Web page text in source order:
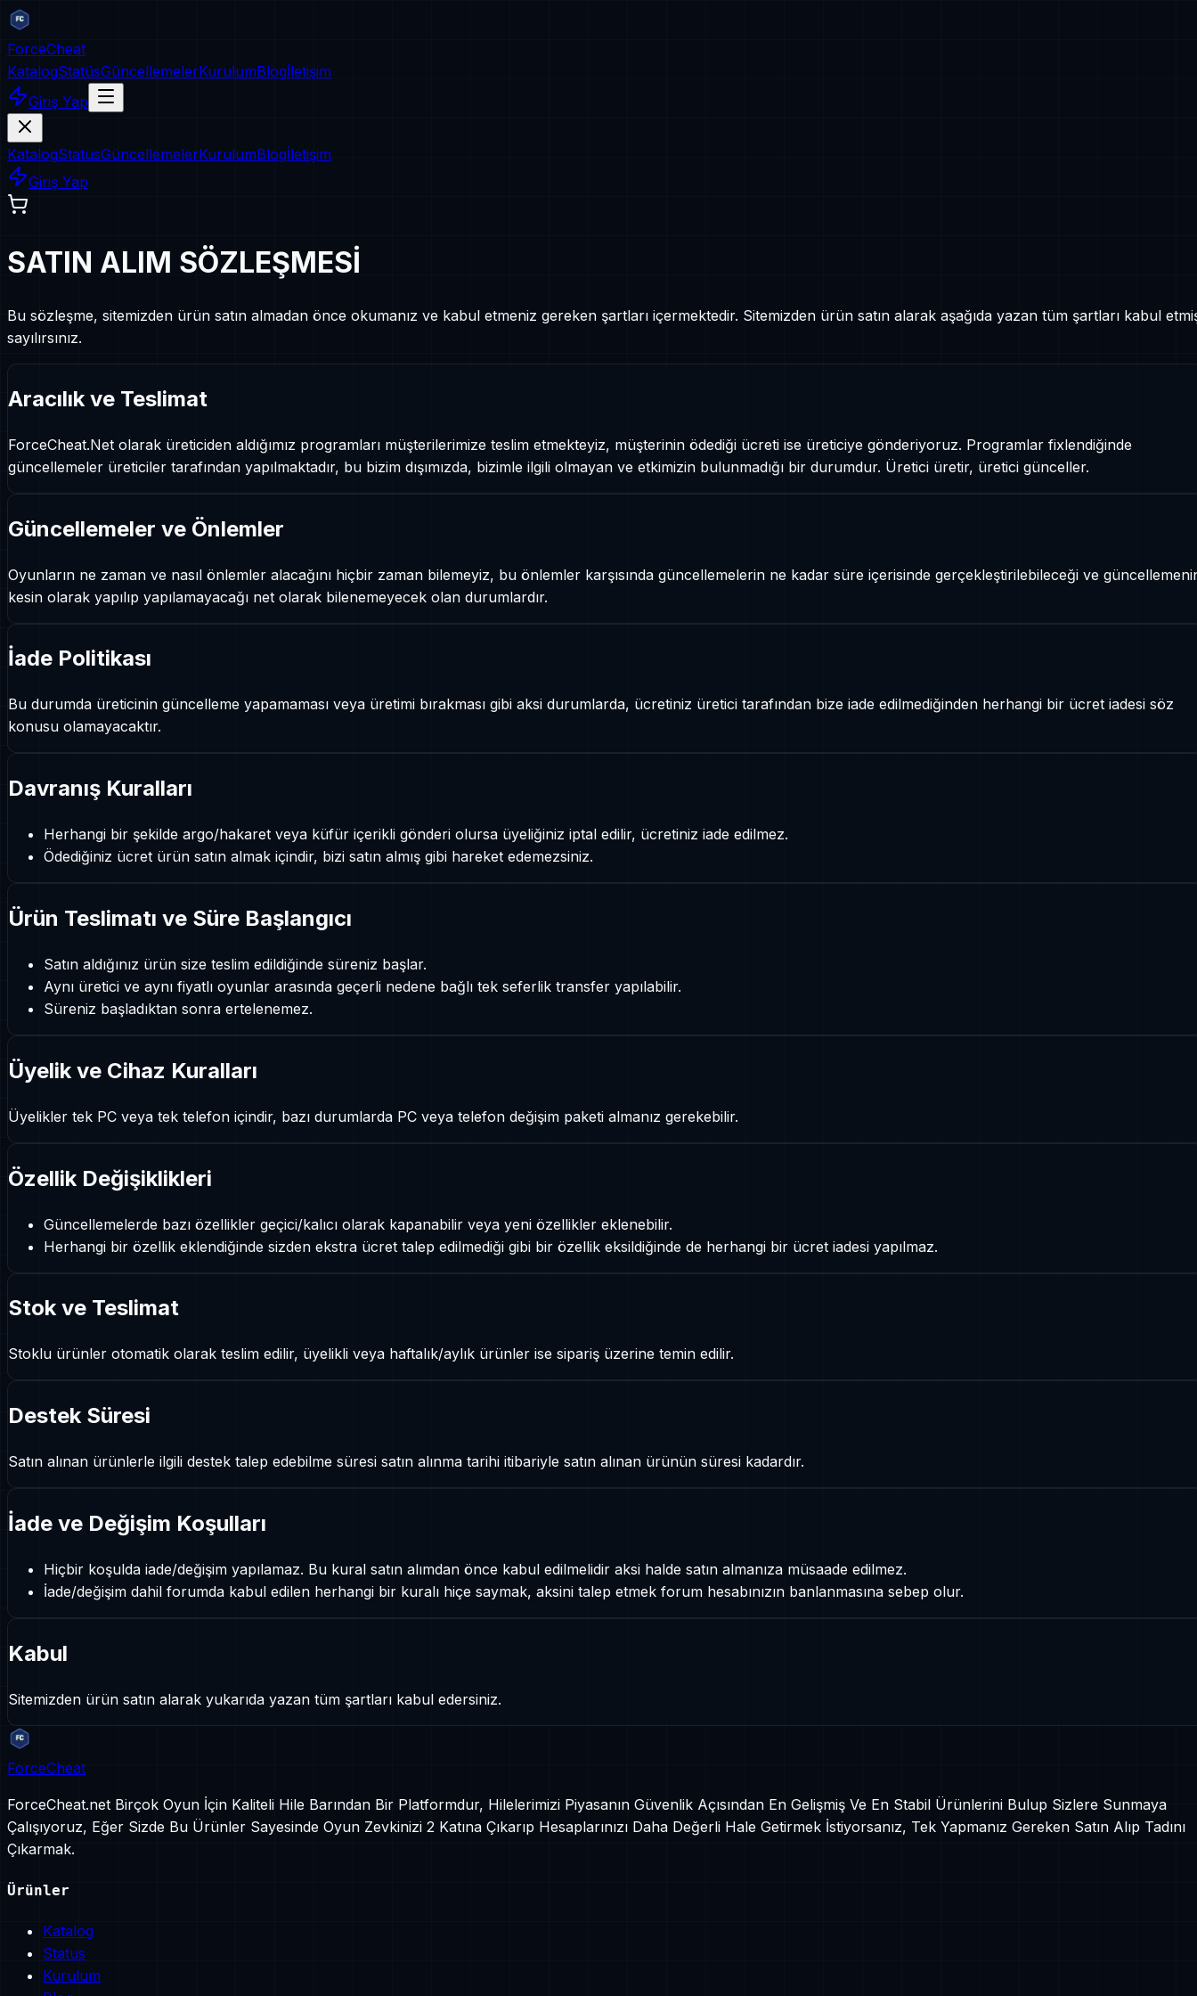
ForceCheat
KatalogStatüsGüncellemelerKurulumBlogİletişim
Giriş Yap
KatalogStatüsGüncellemelerKurulumBlogİletişim
Giriş Yap
SATIN ALIM SÖZLEŞMESİ
Bu sözleşme, sitemizden ürün satın almadan önce okumanız ve kabul etmeniz gereken şartları içermektedir. Sitemizden ürün satın alarak aşağıda yazan tüm şartları kabul
sayılırsınız.
Aracılık ve Teslimat
ForceCheat.Net olarak üreticiden aldığımız programları müşterilerimize teslim etmekteyiz, müşterinin ödediği ücreti ise üreticiye gönderiyoruz. Programlar fixlendiğinde
güncellemeler üreticiler tarafından yapılmaktadır, bu bizim dışımızda, bizimle ilgili olmayan ve etkimizin bulunmadığı bir durumdur. Üretici üretir, üretici günceller.
Güncellemeler ve Önlemler
Oyunların ne zaman ve nasıl önlemler alacağını hiçbir zaman bilemeyiz, bu önlemler karşısında güncellemelerin ne kadar süre içerisinde gerçekleştirilebileceği ve
kesin olarak yapılıp yapılamayacağı net olarak bilenemeyecek olan durumlardır.
İade Politikası
Bu durumda üreticinin güncelleme yapamaması veya üretimi bırakması gibi aksi durumlarda, ücretiniz üretici tarafından bize iade edilmediğinden herhangi bir ücret iadesi söz
konusu olamayacaktır.
Davranış Kuralları
Herhangi bir şekilde argo/hakaret veya küfür içerikli gönderi olursa üyeliğiniz iptal edilir, ücretiniz iade edilmez.
Ödediğiniz ücret ürün satın almak içindir, bizi satın almış gibi hareket edemezsiniz.
Ürün Teslimatı ve Süre Başlangıcı
Satın aldığınız ürün size teslim edildiğinde süreniz başlar.
Aynı üretici ve aynı fiyatlı oyunlar arasında geçerli nedene bağlı tek seferlik transfer yapılabilir.
Süreniz başladıktan sonra ertelenemez.
Üyelik ve Cihaz Kuralları
Üyelikler tek PC veya tek telefon içindir, bazı durumlarda PC veya telefon değişim paketi almanız gerekebilir.
Özellik Değişiklikleri
Güncellemelerde bazı özellikler geçici/kalıcı olarak kapanabilir veya yeni özellikler eklenebilir.
Herhangi bir özellik eklendiğinde sizden ekstra ücret talep edilmediği gibi bir özellik eksildiğinde de herhangi bir ücret iadesi yapılmaz.
Stok ve Teslimat
Stoklu ürünler otomatik olarak teslim edilir, üyelikli veya haftalık/aylık ürünler ise sipariş üzerine temin edilir.
Destek Süresi
Satın alınan ürünlerle ilgili destek talep edebilme süresi satın alınma tarihi itibariyle satın alınan ürünün süresi kadardır.
İade ve Değişim Koşulları
Hiçbir koşulda iade/değişim yapılamaz. Bu kural satın alımdan önce kabul edilmelidir aksi halde satın almanıza müsaade edilmez.
İade/değişim dahil forumda kabul edilen herhangi bir kuralı hiçe saymak, aksini talep etmek forum hesabınızın banlanmasına sebep olur.
Kabul
Sitemizden ürün satın alarak yukarıda yazan tüm şartları kabul edersiniz.
ForceCheat
ForceCheat.net Birçok Oyun İçin Kaliteli Hile Barından Bir Platformdur, Hilelerimizi Piyasanın Güvenlik Açısından En Gelişmiş Ve En Stabil Ürünlerini Bulup Sizlere Sunmaya
Çalışıyoruz, Eğer Sizde Bu Ürünler Sayesinde Oyun Zevkinizi 2 Katına Çıkarıp Hesaplarınızı Daha Değerli Hale Getirmek İstiyorsanız, Tek Yapmanız Gereken Satın Alıp Tadını
Çıkarmak.
Ürünler
Katalog
Status
Kurulum